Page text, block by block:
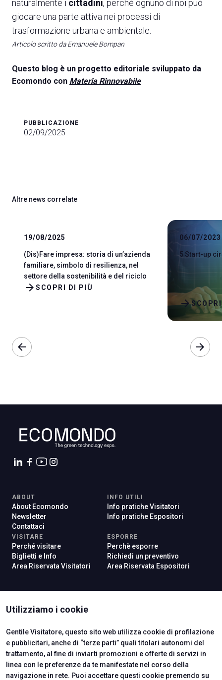
naturalmente i cittadini, perché ognuno di noi può
giocare una parte attiva nei processi di
trasformazione urbana e ambientale.
Articolo scritto da Emanuele Bompan
Questo blog è un progetto editoriale sviluppato da
Ecomondo con Materia Rinnovabile
PUBBLICAZIONE
02/09/2025
Altre news correlate
19/08/2025
(Dis)Fare impresa: storia di un’azienda
familiare, simbolo di resilienza, nel
settore della sostenibilità e del riciclo
SCOPRI DI PIÙ
arrow_forward
06/07/2023
5 Start-up
arrow_forward
arrow_back arrow_forward
Utilizziamo i cookie
Gentile Visitatore, questo sito web utilizza cookie di profilazione
e pubblicitari, anche di “terze parti” quali titolari autonomi del
trattamento, al fine di inviarti promozioni e offerte di servizi in
linea con le preferenze da te manifestate nel corso della
navigazione in rete. Puoi accettare questi cookie premendo su
ABOUT
About Ecomondo
Newsletter
Contattaci
INFO UTILI
Info pratiche Visitatori
Info pratiche Espositori
VISITARE
Perché visitare
Biglietti e Info
Area Riservata Visitatori
ESPORRE
Perchè esporre
Richiedi un preventivo
Area Riservata Espositori
ISTITUTI CERTIFICATORI